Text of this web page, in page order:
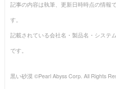
記事の内容は執筆、更新日時時点の情報
す。
記載されている会社名・製品名・システ
です。
黒い砂漠 ©Pearl Abyss Corp. All Rights